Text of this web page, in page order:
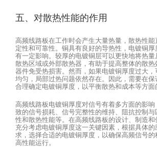
五、对散热性能的作用
高频线路板在工作时会产生大量热量，散热性
定性和可靠性。铜具有良好的导热性，电镀铜
有一定影响。较厚的电镀铜层可以更快地将热
散热区域或外部散热器，有助于提高整体的散
器件免受热损害。然而，如果电镀铜厚度过大
均匀，局部过热问题依然存在。因此，需要在保
合理确定电镀铜厚度，以平衡散热和成本等方面
高频线路板电镀铜厚度对信号有着多方面的影
致的信号损耗、信号完整性的维持、阻抗控制
性和散热性能等。在高频线路板的设计、制造
充分考虑电镀铜厚度这一关键因素，根据具体
求，选择合适的电镀铜厚度，以确保高频信号
高性能运行。